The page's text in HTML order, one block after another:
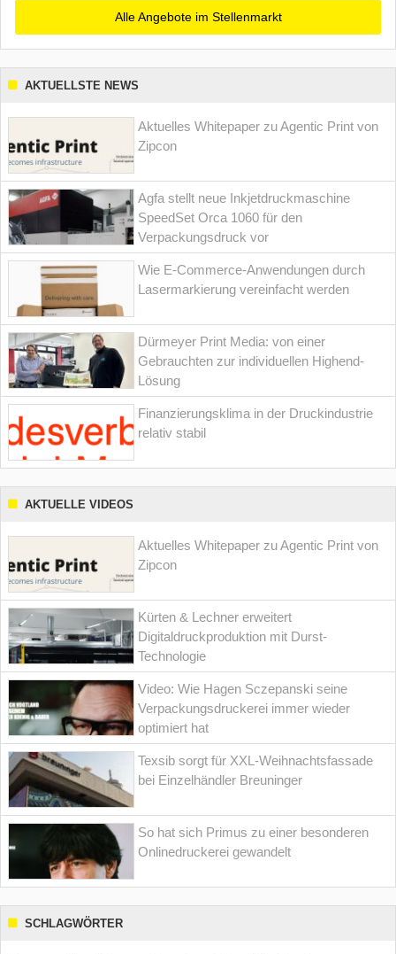
Alle Angebote im Stellenmarkt
AKTUELLSTE NEWS
Aktuelles Whitepaper zu Agentic Print von
Zipcon
Agfa stellt neue Inkjetdruckmaschine
SpeedSet Orca 1060 für den
Verpackungsdruck vor
Wie E-Commerce-Anwendungen durch
Lasermarkierung vereinfacht werden
Dürmeyer Print Media: von einer
Gebrauchten zur individuellen Highend-
Lösung
Finanzierungsklima in der Druckindustrie
relativ stabil
AKTUELLE VIDEOS
Aktuelles Whitepaper zu Agentic Print von
Zipcon
Kürten & Lechner erweitert
Digitaldruckproduktion mit Durst-
Technologie
Video: Wie Hagen Sczepanski seine
Verpackungsdruckerei immer wieder
optimiert hat
Texsib sorgt für XXL-Weihnachtsfassade
bei Einzelhändler Breuninger
So hat sich Primus zu einer besonderen
Onlinedruckerei gewandelt
SCHLAGWÖRTER